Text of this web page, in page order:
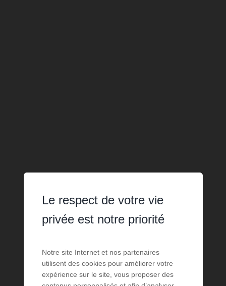
Le respect de votre vie
privée est notre priorité
Notre site Internet et nos partenaires
utilisent des cookies pour améliorer votre
expérience sur le site, vous proposer des